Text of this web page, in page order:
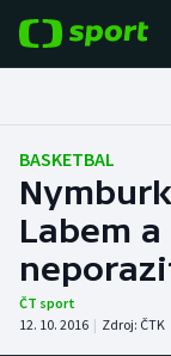
Fotbal
Hokej
Tenis
Atletika
BASKETBAL
Labem
ČT sport
12. 10. 2016 | Zdroj: ČTK